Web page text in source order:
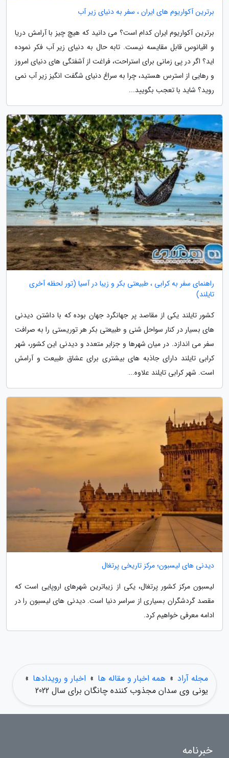
برترین آکواریوم های ایران ، سفر به دنیای زیر آب
برترین آکواریوم ایران کدام است؟ می دانید که هیچ چیز با آرامش دریا
و اقیانوس قابل مقایسه نیست. تابه حال به دنیای زیر آب فکر نموده
اید؟ اگر در پی زمانی برای استراحت، فراغت از آشفتگی های دنیای امروز
و رهایی از استرس هستید، چرا به سراغ دنیای شگفت انگیز زیر آب نمی
روید؟ شاید با تعجب بگویید...
راهنمای سفر به کرابی ، طبیعتی بکر و زیبا در آسیا (تور لحظه آخری
تایلند)
کشور تایلند یکی از مقاصد پر جهانگرد جهان بوده که با داشتن دیدنی
های بسیار در کنار سواحل شنی و طبیعتی بکر هر توریستی را به صرافت
سفر می اندازد. در میان شهرها و جزایر متعدد و دیدنی این کشور، شهر
کرابی تایلند دارای جاذبه های بیشتری برای عشاق طبیعت و آرامش
است. شهر کرابی تایلند علاوه...
دیدنی های لیسبون؛ مرکز تاریخی پرتغال
لیسبون مرکز کشور پرتغال، یکی از زیباترین شهرهای اروپایی است که
مقصد گردشگران بسیاری از سراسر دنیا است. دیدنی های لیسبون را در
ادامه معرفی خواهیم کرد.
مجله آراد » همه اخبار و مقاله ها » اخبار و رویدادها »
یونی وی سدان مجذوب کننده چانگان برای سال 2022
خبرنامه